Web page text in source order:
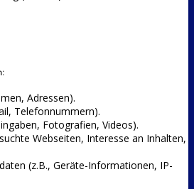
Adressen).
Telefonnummern).
Fotografien, Videos).
Webseiten, Interesse an Inhalten,
(z.B., Geräte-Informationen, IP-